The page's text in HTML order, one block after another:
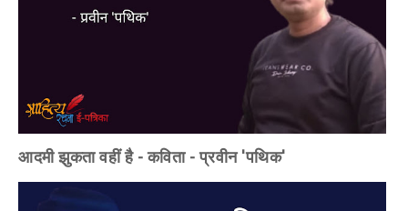
आदमी झुकता वहीं है - कविता - प्रवीन 'पथिक'